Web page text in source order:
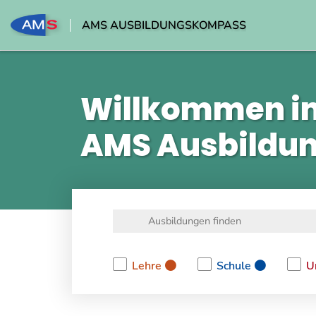
AMS AUSBILDUNGSKOMPASS
Willkommen
AMS
Lehre
Schule